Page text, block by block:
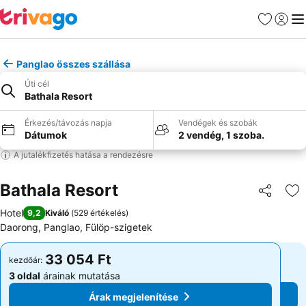
Kedvencek
Panglao összes szállása
Úti cél
Bathala Resort
Érkezés/távozás napja
Dátumok
Vendégek és szobák
2 vendég, 1 szoba.
A jutalékfizetés hatása a rendezésre
Bathala Resort
Hotel 9,2 Kiváló (529 értékelés)
Daorong, Panglao, Fülöp-szigetek
kezdőár: 33 054 Ft
3 oldal árainak mutatása
Árak megjelenítése
kezdőár: 33 054 Ft
3 oldal árainak mutatása
Árak megjelenítése